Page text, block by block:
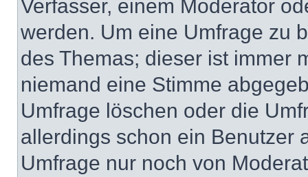
Verfasser, einem Moderator
werden. Um eine Umfrage zu
des Themas; dieser ist immer
niemand eine Stimme
Umfrage löschen oder die
allerdings schon ein Benutzer
Umfrage nur noch von